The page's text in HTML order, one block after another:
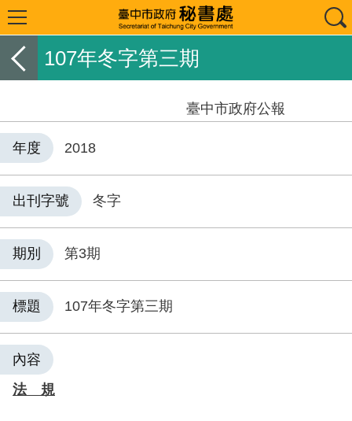
107年冬字第三期
臺中市政府公報
年度 2018
出刊字號 冬字
期別 第3期
標題 107年冬字第三期
內容
法 規